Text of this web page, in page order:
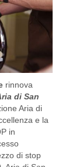
rinnova
di San
Aria di
e la
in
di stop